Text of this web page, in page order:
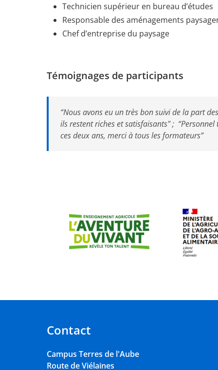
Technicien supérieur en bureau d’études
Responsable des aménagements
Chef d’entreprise du paysage
Témoignages de participants
“Nous avons eu un très bon suivi de la part
ils restent riches et satisfaisants" ; “Personnel
ces deux ans, merci à tous les formateurs”
Contact
Campus Terres de l'Aube
Route de Viélaines